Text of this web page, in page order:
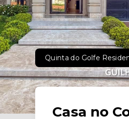
Quinta do Golfe
Casa no